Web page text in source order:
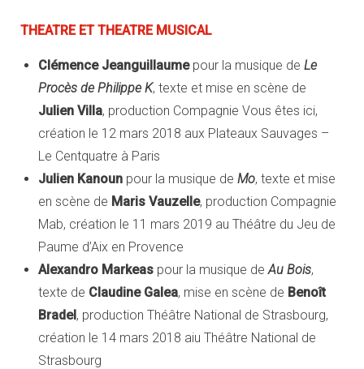
THEATRE ET THEATRE MUSICAL
Clémence Jeanguillaumepour la musique de Le
Procès de Philippe K, texte et mise en scène de
Julien Villa, production Compagnie Vous êtes ici,
création le 12 mars 2018 aux Plateaux Sauvages –
Le Centquatre à Paris
Julien Kanoun pour la musique de Mo, texte et mise
en scène de Maris Vauzelle, production Compagnie
Mab, création le 11 mars 2019 au Théâtre du Jeu de
Paume d’Aix en Provence
Alexandro Markeas pour la musique deAu Bois,
texte de Claudine Galea, mise en scène de Benoît
Bradel, production Théâtre National de Strasbourg,
création le 14 mars 2018 aiu Théâtre National de
Strasbourg